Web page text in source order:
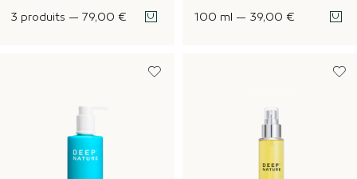
3 produits — 79,00 € 100 ml — 39,00 €